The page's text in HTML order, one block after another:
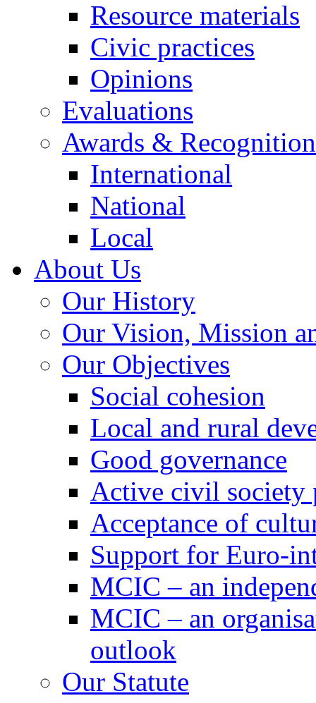
Resource materials
Civic practices
Opinions
Evaluations
Awards &
International
National
Local
About Us
Our History
Our Vision, Mission
Our Objectives
Social cohesion
Local and rural
Good governance
Active civil society
Acceptance of
Support for Euro-
MCIC – an
MCIC – an
outlook
Our Statute